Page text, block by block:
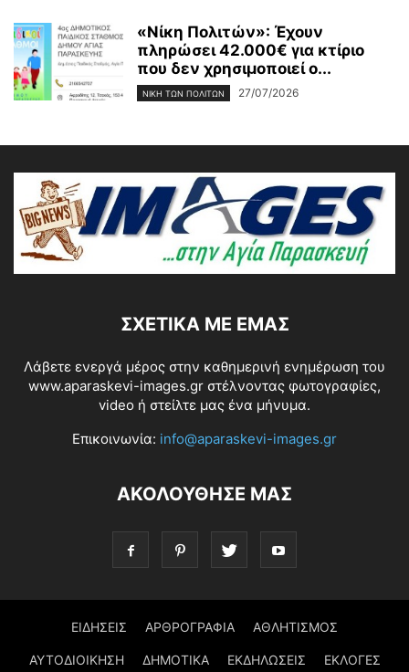
«Νίκη Πολιτών»: Έχουν
πληρώσει 42.000€ για κτίριο
που δεν χρησιμοποιεί ο...
ΝΊΚΗ ΤΩΝ ΠΟΛΙΤΏΝ 27/07/2026
ΣΧΕΤΙΚΆ ΜΕ ΕΜΆΣ
Λάβετε ενεργά μέρος στην καθημερινή ενημέρωση του
www.aparaskevi-images.gr στέλνοντας φωτογραφίες,
video ή στείλτε μας ένα μήνυμα.
Επικοινωνία: info@aparaskevi-images.gr
ΑΚΟΛΟΥΘΗΣΕ ΜΑΣ
ΕΙΔΗΣΕΙΣ ΑΡΘΡΟΓΡΑΦΙΑ ΑΘΛΗΤΙΣΜΟΣ
ΑΥΤΟΔΙΟΙΚΗΣΗ ΔΗΜΟΤΙΚΑ ΕΚΔΗΛΩΣΕΙΣ ΕΚΛΟΓΕΣ